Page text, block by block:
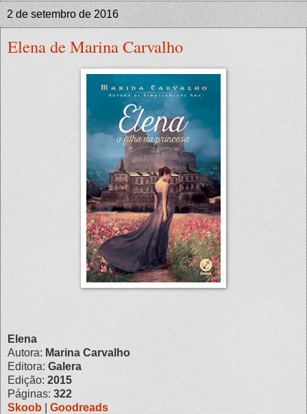
2 de setembro de 2016
Elena de Marina Carvalho
Elena
Autora: Marina Carvalho
Editora: Galera
Edição: 2015
Páginas: 322
Skoob
Goodreads